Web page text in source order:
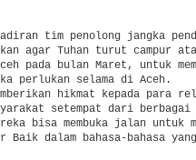
tim penolong jangka
agar Tuhan turut campur
pada bulan Maret, untuk
perlukan selama di Aceh.
hikmat kepada para
setempat dari berbagai
bisa membuka jalan untuk
Baik dalam bahasa-bahasa